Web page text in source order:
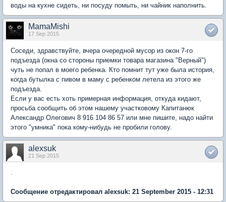
воды на кухне сидеть, ни посуду помыть, ни чайник наполнить.
MamaMishi
17 Sep 2015
Соседи, здравствуйте, вчера очередной мусор из окон 7-го
подъезда (окна со стороны приемки товара магазина "Верный")
чуть не попал в моего ребенка. Кто помнит тут уже была история,
когда бутылка с пивом в маму с ребенком летела из этого же
подъезда.
Если у вас есть хоть примерная информация, откуда кидают,
просьба сообщить об этом нашему участковому Капитанюк
Александр Олегович 8 916 104 86 57 или мне пишите, надо найти
этого "умника" пока кому-нибудь не пробили голову.
alexsuk
21 Sep 2015
.
Сообщение отредактировал alexsuk: 21 September 2015 - 12:31